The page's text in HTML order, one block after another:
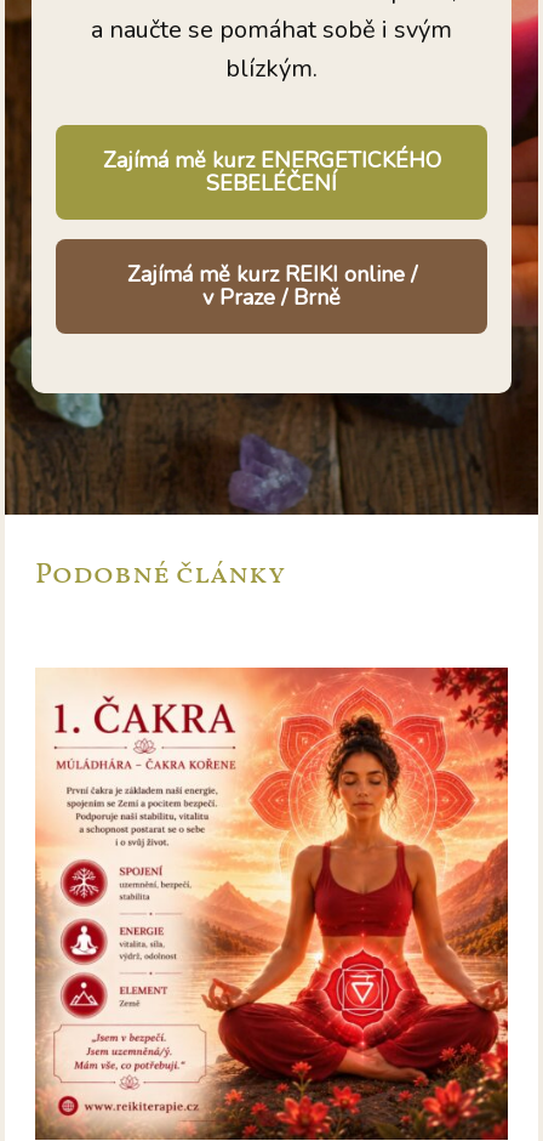
a naučte se pomáhat sobě i svým
blízkým.
Zajímá mě kurz ENERGETICKÉHO
SEBELÉČENÍ
Zajímá mě kurz REIKI online /
v Praze / Brně
Podobné články